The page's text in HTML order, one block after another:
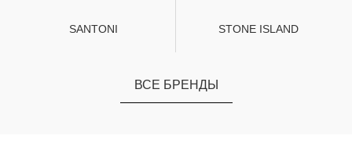
SANTONI STONE ISLAND
ВСЕ БРЕНДЫ